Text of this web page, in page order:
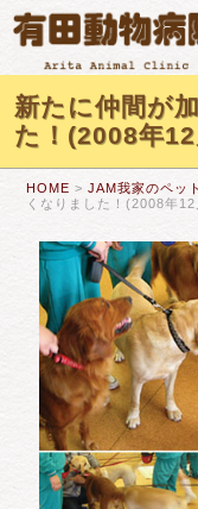
新たに仲間が
た！(2008年
HOME >JAM我家のペット
くなりました！(2008年12